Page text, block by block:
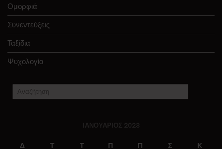
Ομορφιά
Συνεντεύξεις
Ταξίδια
Ψυχολογία
ΙΑΝΟΥΆΡΙΟΣ 2023
Δ Τ Τ Π Π Σ
Κ